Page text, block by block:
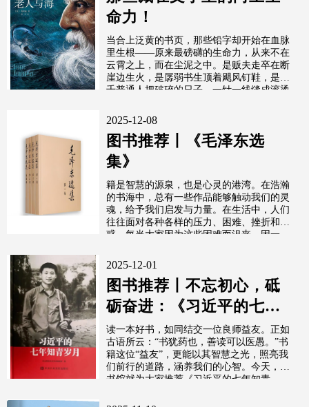
命力！
当合上泛黄的书页，那些铅字却开始在血脉
里生根——原来最磅礴的生命力，从来不在
云霄之上，而在尘泥之中。是贩夫走卒在断
崖边生火，是孱弱书生顶着飓风钉鞋，是万
千普通人把破碎的日子，一针一线缝成滚烫
2025-12-08
图书推荐丨《毛泽东选
集》
籍是智慧的源泉，也是心灵的港湾。在浩瀚
的书海中，总有一些作品能够触动我们的灵
魂，给予我们启发与力量。在生活中，人们
往往面对各种各样的压力、困难、挫折和困
惑。每当大家因为这些困难而沮丧，因一
2025-12-01
图书推荐丨不忘初心，砥
砺奋进：《习近平的七年
知青岁月》
读一本好书，如同结交一位良师益友。正如
古语所云：“书犹药也，善读可以医愚。”书
籍这位“益友”，更能以其智慧之光，照亮我
们前行的道路，涵养我们的心智。今天，图
书馆就为大家推荐《习近平的七年知青...